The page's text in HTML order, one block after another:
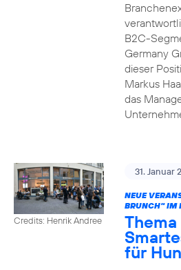
B2C-
Germany
dieser
Markus
das
Credits: Henrik Andree
31. Januar
NEUE
BRUNCH" IM
für